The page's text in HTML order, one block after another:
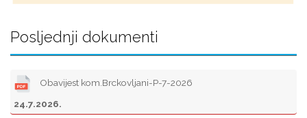
Posljednji dokumenti
Obavijest kom.Brckovljani-P-7-2026
24.7.2026.